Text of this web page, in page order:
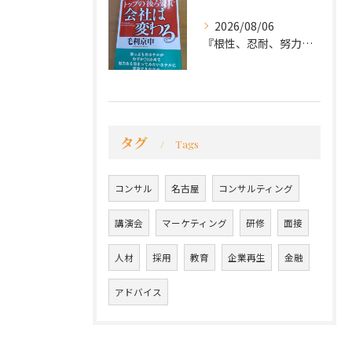
2026/08/06
『根性、忍耐、努力という言葉は死語なのか』
タグ Tags
コンサル 名古屋 コンサルティング
講演会 マーケティング 研修 面接
人材 採用 教育 企業再生 金融
アドバイス